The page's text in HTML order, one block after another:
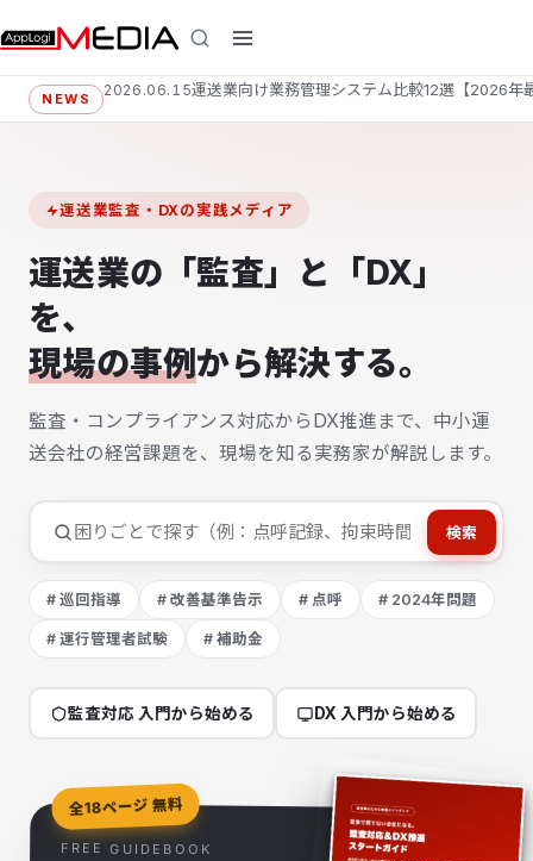
NEWS 2026.06.05DX推進担当者がいなくてもできる！中小運送業
運送業監査・DXの実践メディア
運送業の「監査」と「DX」
を、
現場の事例から解決する。
監査・コンプライアンス対応からDX推進まで、中小運
送会社の経営課題を、現場を知る実務家が解説します。
検索
# 巡回指導 # 改善基準告示 # 点呼 # 2024年問題
# 運行管理者試験 # 補助金
監査対応 入門から始める DX 入門から始める
全18ページ 無料
FREE GUIDEBOOK